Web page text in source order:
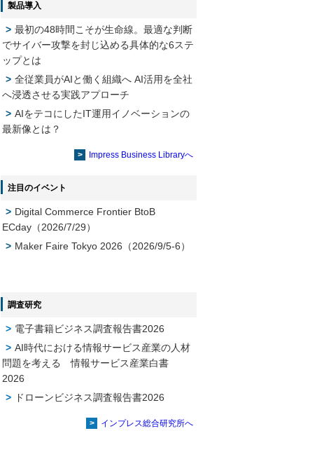
3
歩行ロボット利用を検証
4
【COMPUTEX 2026：Arm編】チップ自
社製造で鍵を握る台湾サプライチェー
ン、英Armが連携を強調
フィジカルAIが迫る“人と機械の役割の再
設計”【第3回】
3
れに電子カルテとAI技術を使う抽出方法
の研究開始
そもそも今の仕事はAIエージェントを求
めているのか【第25回】
製造業の現場の暗黙知を組織横断で活用
するためのナレッジ管理基盤、LIGHTzが
製品導入
最初の48時間こそが生命線。最適な判断
でサイバー攻撃を封じ込める具体的な6ステ
ップとは
全従業員がAIと働く組織へ AI活用を全社
へ浸透させる実践アプローチ
AIをテコにしたIT運用イノベーションの
最新像とは？
Impress Business Libraryへ
注目のイベント
Digital Commerce Frontier BtoB
ECday（2026/7/29）
Maker Faire Tokyo 2026（2026/9/5-6）
調査研究
電子書籍ビジネス調査報告書2026
AI時代における情報サービス産業の⼈材
問題を考える 情報サービス産業⽩書
2026
ドローンビジネス調査報告書2026
インプレス総合研究所へ